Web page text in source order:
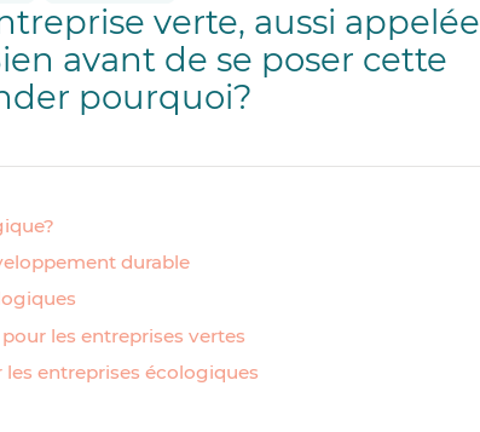
verte, aussi appelée
avant de se poser cette
pourquoi?
durable
les entreprises vertes
entreprises écologiques